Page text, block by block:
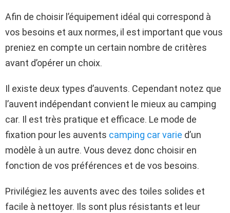
Afin de choisir l’équipement idéal qui correspond à
vos besoins et aux normes, il est important que vous
preniez en compte un certain nombre de critères
avant d’opérer un choix.
Il existe deux types d’auvents. Cependant notez que
l’auvent indépendant convient le mieux au camping
car. Il est très pratique et efficace. Le mode de
fixation pour les auvents camping car varie d’un
modèle à un autre. Vous devez donc choisir en
fonction de vos préférences et de vos besoins.
Privilégiez les auvents avec des toiles solides et
facile à nettoyer. Ils sont plus résistants et leur